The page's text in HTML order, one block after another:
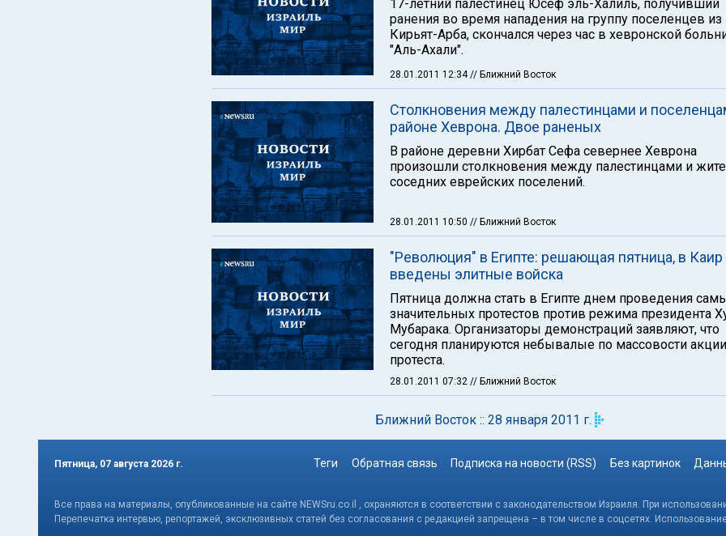
17-летний палестинец Юсеф эль-Халиль, получивший
ранения во время нападения на группу поселенцев из
Кирьят-Арба, скончался через час в хевронской
"Аль-Ахали".
28.01.2011 12:34// Ближний Восток
Столкновения между палестинцами и
районе Хеврона. Двое раненых
В районе деревни Хирбат Сефа севернее Хеврона
произошли столкновения между палестинцами и
соседних еврейских поселений.
28.01.2011 10:50 // Ближний Восток
"Революция" в Египте: решающая пятница, в Каир
введены элитные войска
Пятница должна стать в Египте днем проведения
значительных протестов против режима президента
Мубарака. Организаторы демонстраций заявляют, что
сегодня планируются небывалые по массовости акции
протеста.
28.01.2011 07:32 // Ближний Восток
Ближний Восток :: 28 января 2011 г.
Пятница, 07 августа 2026 г. Теги Обратная связь Подписка на новости (RSS) Без картинок
Все права на материалы, опубликованные на сайте NEWSru.co.il , охраняются в соответствии с законодательством Израиля. При
Перепечатка интервью, репортажей, эксклюзивных статей без согласования с редакцией запрещена – в том числе в соцсетях.